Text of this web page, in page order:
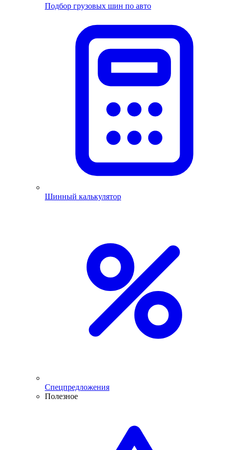
Подбор грузовых шин по авто
Шинный калькулятор
Спецпредложения
Полезное